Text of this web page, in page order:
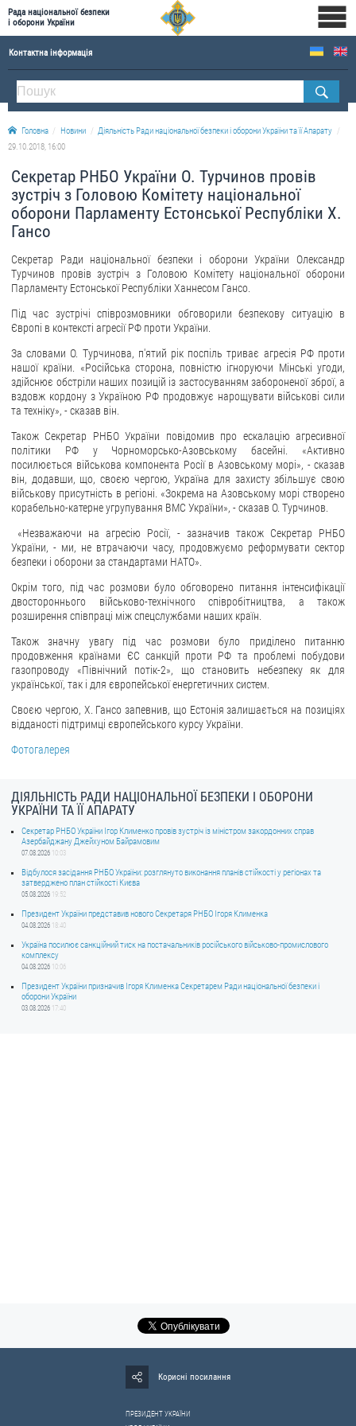
Рада національної безпеки
і оборони України
Контактна інформація
ПРО РНБОУ
Склад Ради національної безпеки і оборони України
Апарат Ради національної безпеки і оборони України
Історична довідка про діяльність Ради національної безпеки і оборони України
ОФІЦІЙНІ ДОКУМЕНТИ
Фотогалерея
Відеогалерея
ЗВЕРНЕННЯ ГРОМАДЯН
Звернення громадян
Електронне звернення
ДОСТУП ДО ПУБЛІЧНОЇ ІНФОРМАЦІЇ
Організація доступу до публічної інформації
Облік публічної інформації
Публічні закупівлі
Внутрішній аудит
ДЕРЖАВНИЙ РЕЄСТР САНКЦІЙ
Головна Новини
Діяльність Ради національної безпеки і оборони України та її Апарату
29.10.2018, 16:00
Секретар РНБО України О. Турчинов провів
зустріч з Головою Комітету національної
оборони Парламенту Естонської Республіки Х.
Гансо
Секретар Ради національної безпеки і оборони України Олександр
Турчинов провів зустріч з Головою Комітету національної оборони
Парламенту Естонської Республіки Ханнесом Гансо.
Під час зустрічі співрозмовники обговорили безпекову ситуацію в
Європі в контексті агресії РФ проти України.
За словами О. Турчинова, п'ятий рік поспіль триває агресія РФ проти
нашої країни. «Російська сторона, повністю ігноруючи Мінські угоди,
здійснює обстріли наших позицій із застосуванням забороненої зброї, а
вздовж кордону з Україною РФ продовжує нарощувати військові сили
та техніку», - сказав він.
Також Секретар РНБО України повідомив про ескалацію агресивної
політики РФ у Чорноморсько-Азовському басейні. «Активно
посилюється військова компонента Росії в Азовському морі», - сказав
він, додавши, що, своєю чергою, Україна для захисту збільшує свою
військову присутність в регіоні. «Зокрема на Азовському морі створено
корабельно-катерне угрупування ВМС України», - сказав О. Турчинов.
«Незважаючи на агресію Росії, - зазначив також Секретар РНБО
України, - ми, не втрачаючи часу, продовжуємо реформувати сектор
безпеки і оборони за стандартами НАТО».
Окрім того, під час розмови було обговорено питання інтенсифікації
двостороннього військово-технічного співробітництва, а також
розширення співпраці між спецслужбами наших країн.
Також значну увагу під час розмови було приділено питанню
продовження країнами ЄС санкцій проти РФ та проблемі побудови
газопроводу «Північний потік-2», що становить небезпеку як для
української, так і для європейської енергетичних систем.
Своєю чергою, Х. Гансо запевнив, що Естонія залишається на позиціях
відданості підтримці європейського курсу України.
Фотогалерея
ДІЯЛЬНІСТЬ РАДИ НАЦІОНАЛЬНОЇ БЕЗПЕКИ І ОБОРОНИ
УКРАЇНИ ТА ЇЇ АПАРАТУ
Секретар РНБО України Ігор Клименко провів зустріч із міністром закордонних справ
Азербайджану Джейхуном Байрамовим
07.08.2026 10:03
Відбулося засідання РНБО України: розглянуто виконання планів стійкості у регіонах та
затверджено план стійкості Києва
05.08.2026 19:52
Президент України представив нового Секретаря РНБО Ігоря Клименка
04.08.2026 18:40
Україна посилює санкційний тиск на постачальників російського військово-промислового
комплексу
04.08.2026 10:06
Президент України призначив Ігоря Клименка Секретарем Ради національної безпеки і
оборони України
03.08.2026 17:40
Корисні посилання
ПРЕЗИДЕНТ УКРАЇНИ